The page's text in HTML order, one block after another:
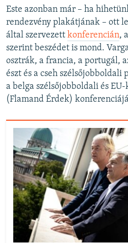
Este azonban már – ha
rendezvény plakátjának – ott
által szervezett konferencián,
szerint beszédet is mond.
osztrák, a francia, a portugál,
észt és a cseh
a belga szélsőjobboldali és
(Flamand Érdek)